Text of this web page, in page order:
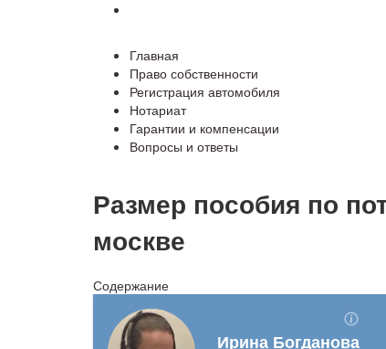
Главная
Право собственности
Регистрация автомобиля
Нотариат
Гарантии и компенсации
Вопросы и ответы
Размер пособия по
москве
Содержание